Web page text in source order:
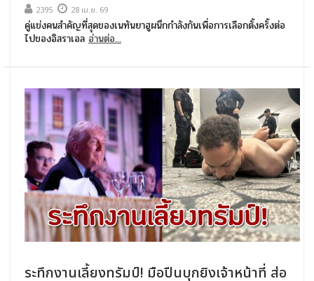
2395 28 เม.ย. 69
คู่แข่งคนสำคัญที่สุดของเนทันยาฮูผนึกกำลังกันเพื่อการเลือกตั้งครั้งต่อ
ไปของอิสราเอล อ่านต่อ...
ระทึกงานเลี้ยงทรัมป์! มือปืนบุกยิงเจ้าหน้าที่ ส่อ